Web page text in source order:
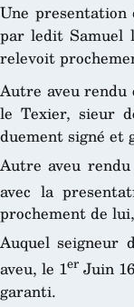
Une presentation
par ledit Samuel
relevoit
Autre aveu rendu
le Texier, sieur
duement signé et
Autre aveu
avec la
prochement de
Auquel seigneur
aveu, le 1er Juin
garanti.